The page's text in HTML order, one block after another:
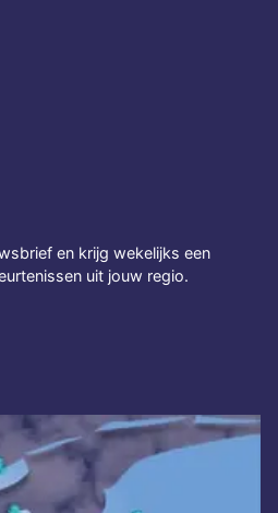
en krijg wekelijks een
uit jouw regio.